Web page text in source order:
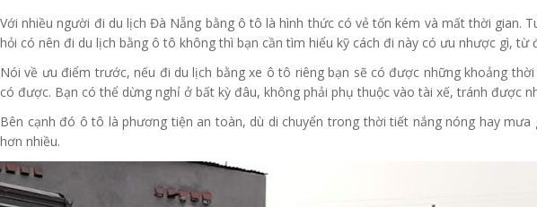
Với nhiều người đi du lịch Đà Nẵng bằng ô tô là hình thức có vẻ tốn kém và mất thời gian.
hỏi có nên đi du lịch bằng ô tô không thì bạn cần tìm hiểu kỹ cách đi này có ưu nhược gì, từ
Nói về ưu điểm trước, nếu đi du lịch bằng xe ô tô riêng bạn sẽ có được những khoảng
có được. Bạn có thể dừng nghỉ ở bất kỳ đâu, không phải phụ thuộc vào tài xế, tránh được
Bên cạnh đó ô tô là phương tiện an toàn, dù di chuyển trong thời tiết nắng nóng hay
hơn nhiều.